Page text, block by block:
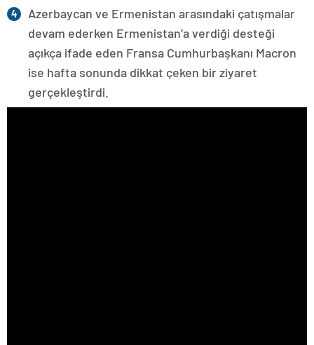
Azerbaycan ve Ermenistan arasındaki çatışmalar
devam ederken Ermenistan’a verdiği desteği
açıkça ifade eden Fransa Cumhurbaşkanı Macron
ise hafta sonunda dikkat çeken bir ziyaret
gerçekleştirdi.